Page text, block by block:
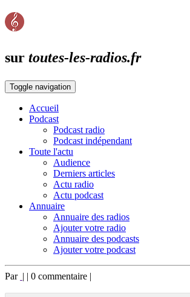
sur toutes-les-radios.fr
Toggle navigation
Accueil
Podcast
Podcast radio
Podcast indépendant
Toute l'actu
Audience
Derniers articles
Actu radio
Actu podcast
Annuaire
Annuaire des radios
Ajouter votre radio
Annuaire des podcasts
Ajouter votre podcast
Par | | 0 commentaire |